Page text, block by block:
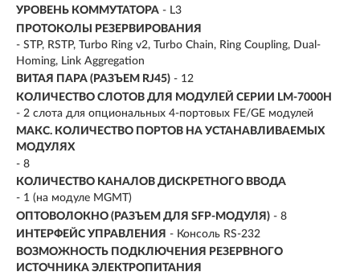
УРОВЕНЬ КОММУТАТОРА - L3
ПРОТОКОЛЫ РЕЗЕРВИРОВАНИЯ
- STP, RSTP, Turbo Ring v2, Turbo Chain, Ring Coupling, Dual-
Homing, Link Aggregation
ВИТАЯ ПАРА (РАЗЪЕМ RJ45) - 12
КОЛИЧЕСТВО СЛОТОВ ДЛЯ МОДУЛЕЙ СЕРИИ LM-7000H
- 2 слота для опциональных 4-портовых FE/GE модулей
МАКС. КОЛИЧЕСТВО ПОРТОВ НА УСТАНАВЛИВАЕМЫХ
МОДУЛЯХ
- 8
КОЛИЧЕСТВО КАНАЛОВ ДИСКРЕТНОГО ВВОДА
- 1 (на модуле MGMT)
ОПТОВОЛОКНО (РАЗЪЕМ ДЛЯ SFP-МОДУЛЯ) - 8
ИНТЕРФЕЙС УПРАВЛЕНИЯ - Консоль RS-232
ВОЗМОЖНОСТЬ ПОДКЛЮЧЕНИЯ РЕЗЕРВНОГО
ИСТОЧНИКА ЭЛЕКТРОПИТАНИЯ